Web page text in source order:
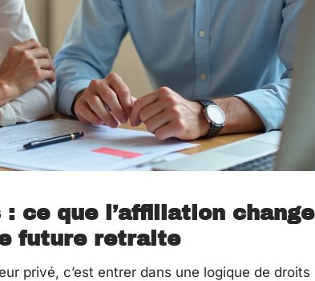
ce que l’affiliation change
future retraite
privé, c’est entrer dans une logique de droits